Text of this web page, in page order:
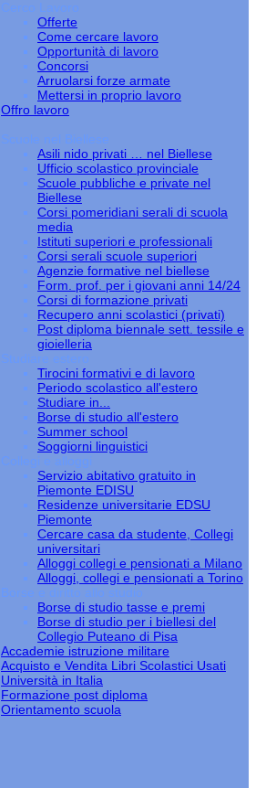
Cerco Lavoro
Offerte
Come cercare lavoro
Opportunità di lavoro
Concorsi
Arruolarsi forze armate
Mettersi in proprio lavoro
Offro lavoro
Scuole nel Biellese
Asili nido privati … nel Biellese
Ufficio scolastico provinciale
Scuole pubbliche e private nel
Biellese
Corsi pomeridiani serali di scuola
media
Istituti superiori e professionali
Corsi serali scuole superiori
Agenzie formative nel biellese
Form. prof. per i giovani anni 14/24
Corsi di formazione privati
Recupero anni scolastici (privati)
Post diploma biennale sett. tessile e
gioielleria
Studiare estero
Tirocini formativi e di lavoro
Periodo scolastico all'estero
Studiare in...
Borse di studio all'estero
Summer school
Soggiorni linguistici
Collegi e alloggi
Servizio abitativo gratuito in
Piemonte EDISU
Residenze universitarie EDSU
Piemonte
Cercare casa da studente, Collegi
universitari
Alloggi collegi e pensionati a Milano
Alloggi, collegi e pensionati a Torino
Borse e diritto allo studio
Borse di studio tasse e premi
Borse di studio per i biellesi del
Collegio Puteano di Pisa
Accademie istruzione militare
Acquisto e Vendita Libri Scolastici Usati
Università in Italia
Formazione post diploma
Orientamento scuola